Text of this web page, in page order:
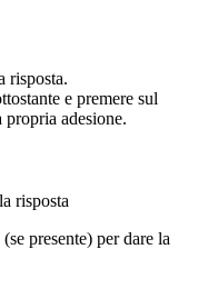
risposta.
e premere sul
adesione.
risposta
presente) per dare la